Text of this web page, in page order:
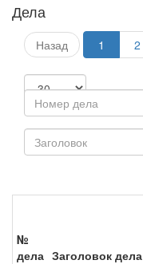
Дела
Назад 1 2
№
дела Заголовок дела